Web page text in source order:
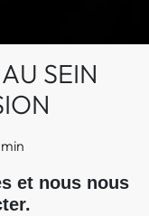
SEIN
et nous nous